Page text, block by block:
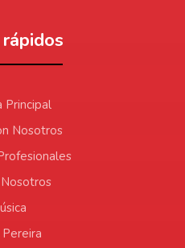
Principal
Nosotros